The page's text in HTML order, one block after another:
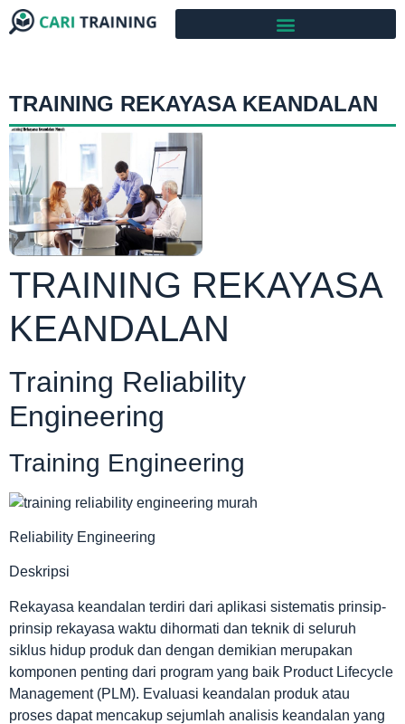
TRAINING REKAYASA KEANDALAN
TRAINING REKAYASA
KEANDALAN
Training Reliability
Engineering
Training Engineering
Reliability Engineering
Deskripsi
Rekayasa keandalan terdiri dari aplikasi sistematis prinsip-
prinsip rekayasa waktu dihormati dan teknik di seluruh
siklus hidup produk dan dengan demikian merupakan
komponen penting dari program yang baik Product Lifecycle
Management (PLM). Evaluasi keandalan produk atau
proses dapat mencakup sejumlah analisis keandalan yang